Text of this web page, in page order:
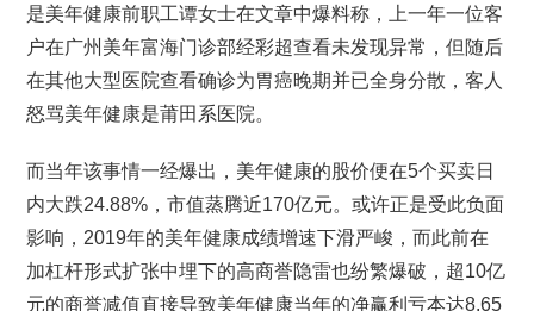
是美年健康前职工谭女士在文章中爆料称，上一年一位客
户在广州美年富海门诊部经彩超查看未发现异常，但随后
在其他大型医院查看确诊为胃癌晚期并已全身分散，客人
怒骂美年健康是莆田系医院。
而当年该事情一经爆出，美年健康的股价便在5个买卖日
内大跌24.88%，市值蒸腾近170亿元。或许正是受此负面
影响，2019年的美年健康成绩增速下滑严峻，而此前在
加杠杆形式扩张中埋下的高商誉隐雷也纷繁爆破，超10亿
元的商誉减值直接导致美年健康当年的净赢利亏本达8.65